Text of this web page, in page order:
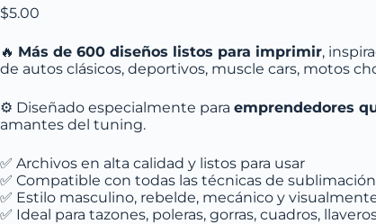
$5.00
🔥 Más de 600 diseños listos para imprimir,
de autos clásicos, deportivos, muscle cars, motos
⚙️ Diseñado especialmente para emprendedores
amantes del tuning.
✅ Archivos en alta calidad y listos para usar
✅ Compatible con todas las técnicas de sublimación
✅ Estilo masculino, rebelde, mecánico y
✅ Ideal para tazones, poleras, gorras, cuadros,